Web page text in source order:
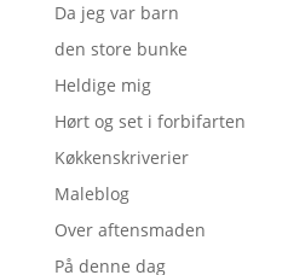
Da jeg var barn
den store bunke
Heldige mig
Hørt og set i forbifarten
Køkkenskriverier
Maleblog
Over aftensmaden
På denne dag